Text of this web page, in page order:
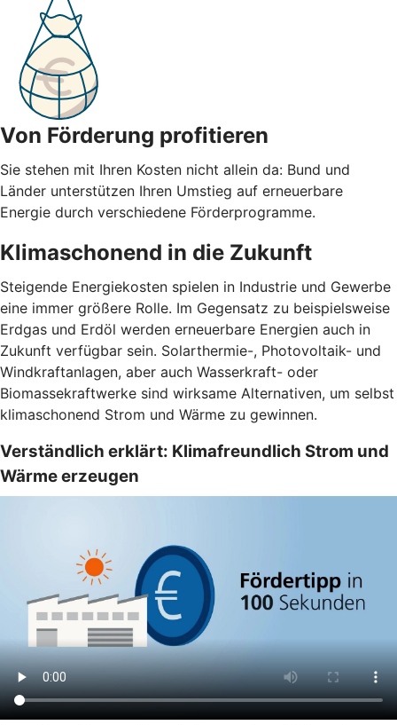
Von Förderung profitieren
Sie stehen mit Ihren Kosten nicht allein da: Bund und
Länder unterstützen Ihren Umstieg auf erneuerbare
Energie durch verschiedene Förderprogramme.
Klimaschonend in die Zukunft
Steigende Energiekosten spielen in Industrie und Gewerbe
eine immer größere Rolle. Im Gegensatz zu beispielsweise
Erdgas und Erdöl werden erneuerbare Energien auch in
Zukunft verfügbar sein. Solarthermie-, Photovoltaik- und
Windkraftanlagen, aber auch Wasserkraft- oder
Biomassekraftwerke sind wirksame Alternativen, um selbst
klimaschonend Strom und Wärme zu gewinnen.
Verständlich erklärt: Klimafreundlich Strom und
Wärme erzeugen